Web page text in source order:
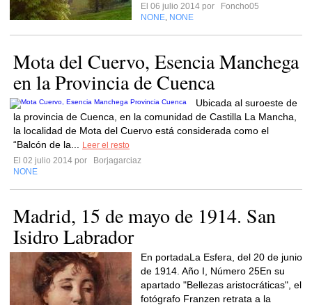
El 06 julio 2014 por
Foncho05
NONE NONE
Mota del Cuervo, Esencia Manchega
en la Provincia de Cuenca
Ubicada al suroeste de
la provincia de Cuenca, en la comunidad de Castilla La Mancha,
la localidad de Mota del Cuervo está considerada como el
“Balcón de la...
Leer el resto
El 02 julio 2014 por
Borjagarciaz
NONE
Madrid, 15 de mayo de 1914. San
Isidro Labrador
En portadaLa Esfera, del 20 de junio
de 1914. Año I, Número 25En su
apartado "Bellezas aristocráticas", el
fotógrafo Franzen retrata a la